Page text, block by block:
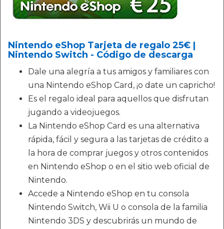
Nintendo eShop Tarjeta de regalo 25€ |
Nintendo Switch - Código de descarga
Dale una alegría a tus amigos y familiares con
una Nintendo eShop Card, ¡o date un capricho!
Es el regalo ideal para aquellos que disfrutan
jugando a videojuegos.
La Nintendo eShop Card es una alternativa
rápida, fácil y segura a las tarjetas de crédito a
la hora de comprar juegos y otros contenidos
en Nintendo eShop o en el sitio web oficial de
Nintendo.
Accede a Nintendo eShop en tu consola
Nintendo Switch, Wii U o consola de la familia
Nintendo 3DS y descubrirás un mundo de